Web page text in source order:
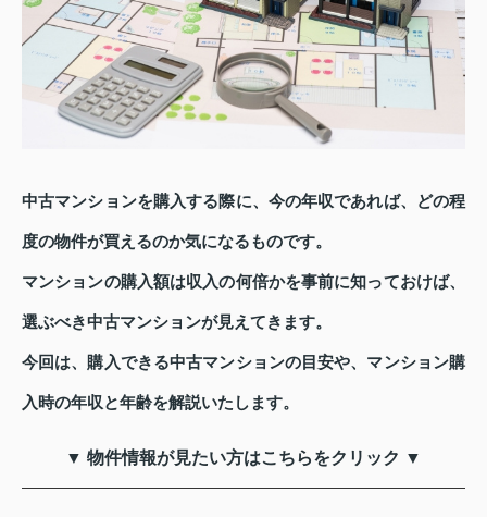
中古マンションを購入する際に、今の年収であれば、どの程
度の物件が買えるのか気になるものです。
マンションの購入額は収入の何倍かを事前に知っておけば、
選ぶべき中古マンションが見えてきます。
今回は、購入できる中古マンションの目安や、マンション購
入時の年収と年齢を解説いたします。
▼ 物件情報が見たい方はこちらをクリック ▼